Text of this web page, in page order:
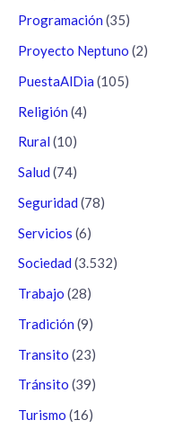
Programación (35)
Proyecto Neptuno (2)
PuestaAlDia (105)
Religión (4)
Rural (10)
Salud (74)
Seguridad (78)
Servicios (6)
Sociedad (3.532)
Trabajo (28)
Tradición (9)
Transito (23)
Tránsito (39)
Turismo (16)